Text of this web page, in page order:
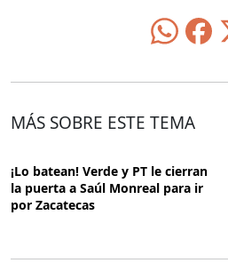
MÁS SOBRE ESTE TEMA
¡Lo batean! Verde y PT le cierran
la puerta a Saúl Monreal para ir
por Zacatecas